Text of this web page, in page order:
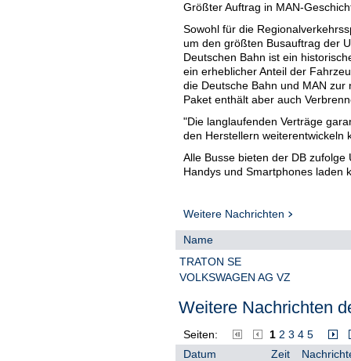
Größter Auftrag in MAN-
Sowohl für die
um den größten Busauftrag der
Deutschen Bahn ist ein
ein erheblicher Anteil der
die Deutsche Bahn und MAN
Paket enthält aber auch
"Die langlaufenden Verträge
den Herstellern weiterentwickeln
Alle Busse bieten der DB
Handys und Smartphones laden
Zusatzheizungen aus. Für die
LED-Scheinwerfern,
MAN hat der Bahn schon öfter
Mit rund 561 Millionen
Busverkehr. Jeden Tag sind im
unterwegs.
waren es dem Unternehmen
Regionalverkehrstochter der
Weitere Nachrichten
Name
TRATON SE
VOLKSWAGEN AG VZ
Weitere Nachrichten
Seiten: 1 2 3 4 5
Datum
Zeit